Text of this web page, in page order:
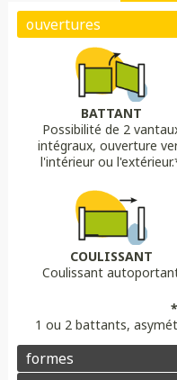
BATTANT
Possibilité de 2
intégraux, ouverture
l'intérieur ou
COULISSANT
Coulissant
1 ou 2 battants,
Biais bas
Chapeau de gendarme
Portail plein
LAME
Lame 30 cm modulable
DÉCORS OPTIONS
Aluminium
Pointes
Motorisation
Aluminium